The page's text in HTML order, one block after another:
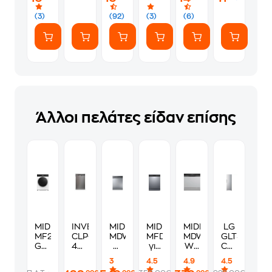
(3) (92)
(7
Αυτοκόλλητα)
(3)
ευγενικά
(6)
Άλλοι πελάτες είδαν επίσης
MIDEA
MF205W90BA30/W-
GR 9
INVENTOR
CLP-
45108I
MIDEA
MDWEF1433DSS-
W
14
3
MIDEA
MFD60S080X
για
Σερβίτσια
4.5
MIDEA
MDWTT0802MS-
WF
8
4.9
LG
Combo
386
4.5